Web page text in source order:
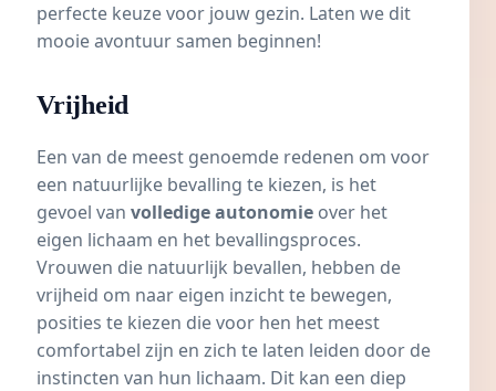
perfecte keuze voor jouw gezin. Laten we dit
mooie avontuur samen beginnen!
Vrijheid
Een van de meest genoemde redenen om voor
een natuurlijke bevalling te kiezen, is het
gevoel van volledige autonomie over het
eigen lichaam en het bevallingsproces.
Vrouwen die natuurlijk bevallen, hebben de
vrijheid om naar eigen inzicht te bewegen,
posities te kiezen die voor hen het meest
comfortabel zijn en zich te laten leiden door de
instincten van hun lichaam. Dit kan een diep